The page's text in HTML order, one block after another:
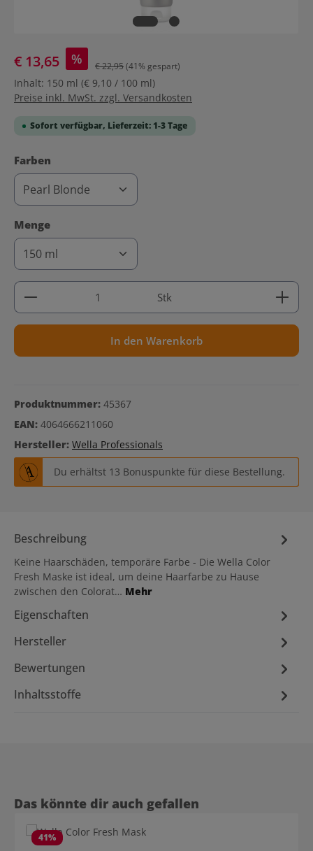
€ 13,65 % € 22,95(41% gespart)
Inhalt: 150 ml (€ 9,10 / 100 ml)
Preise inkl. MwSt. zzgl. Versandkosten
Sofort verfügbar, Lieferzeit: 1-3 Tage
Farben
Mengeauswählen
Produkt Anzahl: Gib den gewünschten Wert ein
Stk
In den Warenkorb
Produktnummer: 45367
EAN: 4064666211060
Hersteller: Wella Professionals
Du erhältst 13 Bonuspunkte für diese Bestellung.
Beschreibung
Keine Haarschäden, temporäre Farbe - Die Wella Color
Fresh Maske ist ideal, um deine Haarfarbe zu Hause
zwischen den Colorat… Mehr
Eigenschaften
Hersteller
Bewertungen
Inhaltsstoffe
Produktgalerie überspringen
Das könnte dir auch gefallen
41%